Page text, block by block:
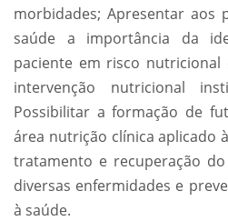
morbidades; Apresentar aos
saúde a importância da
paciente em risco
intervenção nutricional
Possibilitar a formação de
área nutrição clínica aplicado
tratamento e recuperação
diversas enfermidades e
à saúde.